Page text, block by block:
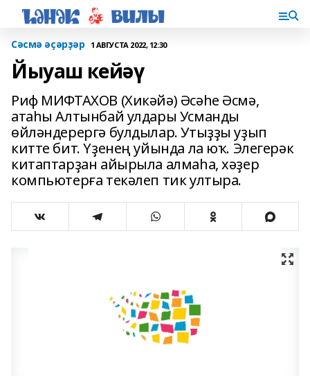
Сәсмә әҫәрҙәр 1 АВГУСТА 2022, 12:30
Йыуаш кейәү
Риф МИФТАХОВ (Хикәйә) Әсәһе Әсмә,
атаһы Ал­тынбай улдары Усманды
өйләндерергә булды­лар. Утыҙҙы уҙып
китте бит. Үҙенең уйында ла юҡ. Элегерәк
китап­тарҙан айырыла алмаһа, хәҙер
компьютерға текәлеп тик ул­тыра.